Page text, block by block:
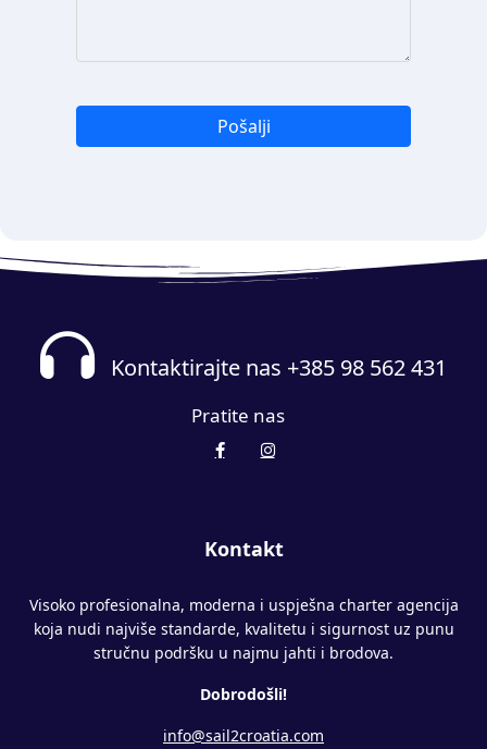
Pošalji
Kontaktirajte nas +385 98 562 431
Pratite nas
Kontakt
Visoko profesionalna, moderna i uspješna charter agencija
koja nudi najviše standarde, kvalitetu i sigurnost uz punu
stručnu podršku u najmu jahti i brodova.
Dobrodošli!
info@sail2croatia.com